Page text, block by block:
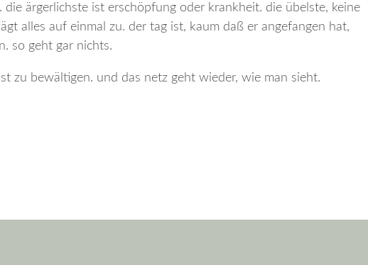
ärgerlichste ist erschöpfung oder krankheit. die übelste, keine
alles auf einmal zu. der tag ist, kaum daß er angefangen hat,
so geht gar nichts.
zu bewältigen. und das netz geht wieder, wie man sieht.